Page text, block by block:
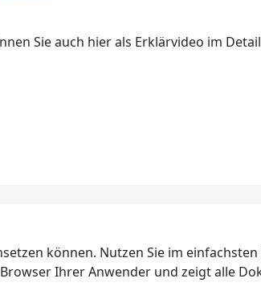
Sie auch hier als Erklärvideo im
können. Nutzen Sie im
Ihrer Anwender und zeigt alle